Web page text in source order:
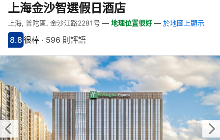
上海金沙智選假日酒店
快速連結
跳至住宿介紹
跳至熱門設施
跳至客房類型
跳至訂房政策
上海, 普陀區, 金沙江路2281号 — 地理位置很好 — 於地圖上顯示
分數8.8分
8.8
評比很棒
很棒 · 596 則評語